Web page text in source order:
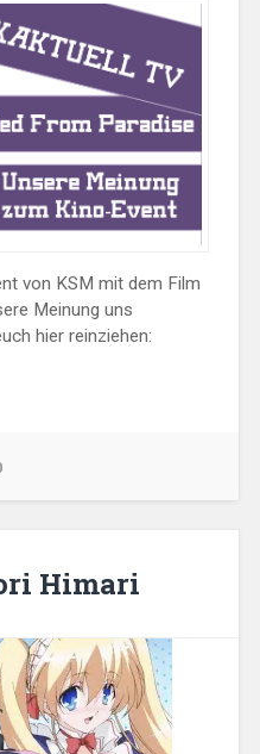
von KSM mit dem Film
Meinung uns
hier reinziehen:
Himari